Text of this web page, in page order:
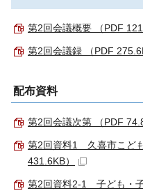
第2回会議概要 （PDF
第2回会議録 （PDF
配布資料
第2回会議次第 （PDF
第2回資料1 久喜市こど
431.6KB）
第2回資料2-1 子ども・